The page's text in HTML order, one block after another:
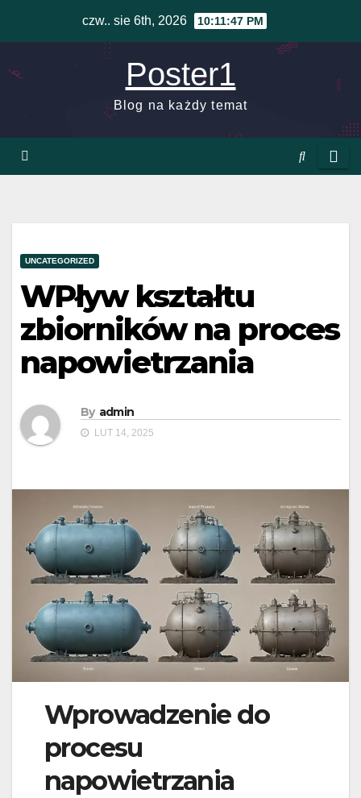
czw.. sie 6th, 2026 10:11:48 PM
Poster1
Blog na każdy temat
UNCATEGORIZED
WPływ kształtu
zbiorników na proces
napowietrzania
By admin
LUT 14, 2025
Wprowadzenie do
procesu
napowietrzania